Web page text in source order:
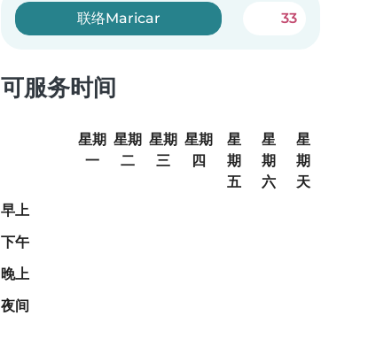
联络Maricar 33
可服务时间
星期
一
星期
二
星期
三
星期
四
星
期
五
星
期
六
星
期
天
早上
下午
晚上
夜间